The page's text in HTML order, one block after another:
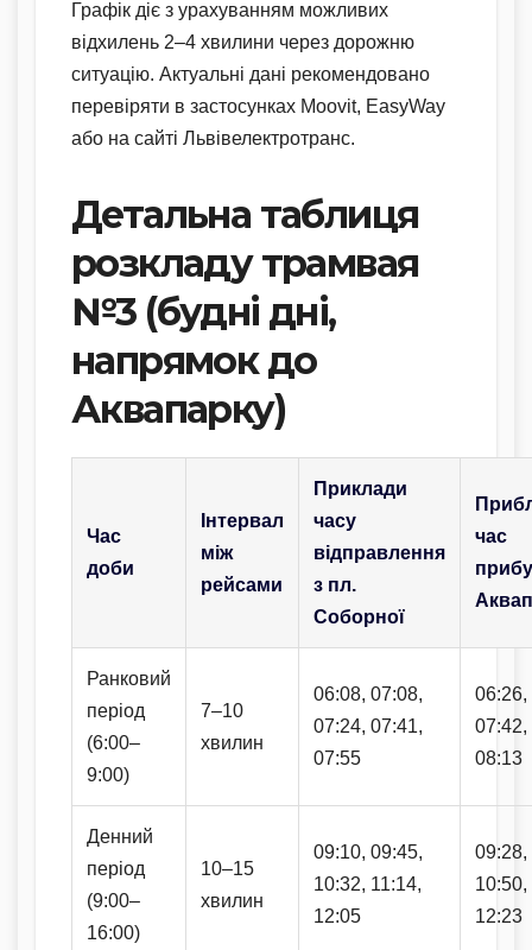
Графік діє з урахуванням можливих
відхилень 2–4 хвилини через дорожню
ситуацію. Актуальні дані рекомендовано
перевіряти в застосунках Moovit, EasyWay
або на сайті Львівелектротранс.
Детальна таблиця
розкладу трамвая
№3 (будні дні,
напрямок до
Аквапарку)
Час
доби
Інтервал
між
рейсами
Приклади
часу
відправлення
з пл.
Соборної
час
Ранковий
період
(6:00–
9:00)
7–10
хвилин
06:08, 07:08,
07:24, 07:41,
07:55
06:26,
07:42,
08:13
Денний
період
(9:00–
16:00)
10–15
хвилин
09:10, 09:45,
10:32, 11:14,
12:05
09:28,
10:50,
12:23